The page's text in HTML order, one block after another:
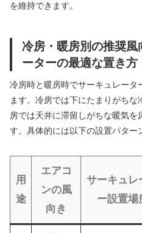
を維持できます。
冷房・暖房別の推奨
ーターの最適な置き方
冷房時と暖房時でサーキュレータ
ます。冷房では下にたまりがち
房では天井に滞留しがちな暖気
す。具体的には以下の設置パター
用
途
エアコ
ンの風
向き
サーキュレ
ー設置場